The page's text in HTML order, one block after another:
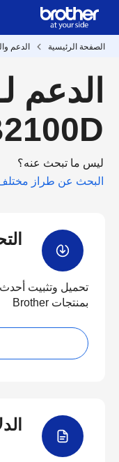
الصفحة الرئيسية الدعم
ليس ما تبحث عنه؟
البحث عن طراز مختلف
تحميل وتثبيت أحدث
بمنتجات Brother